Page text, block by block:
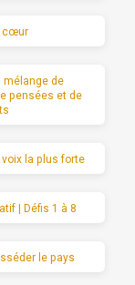
cœur
mélange de
pensées et de
voix la plus forte
| Défis 1 à 8
le pays